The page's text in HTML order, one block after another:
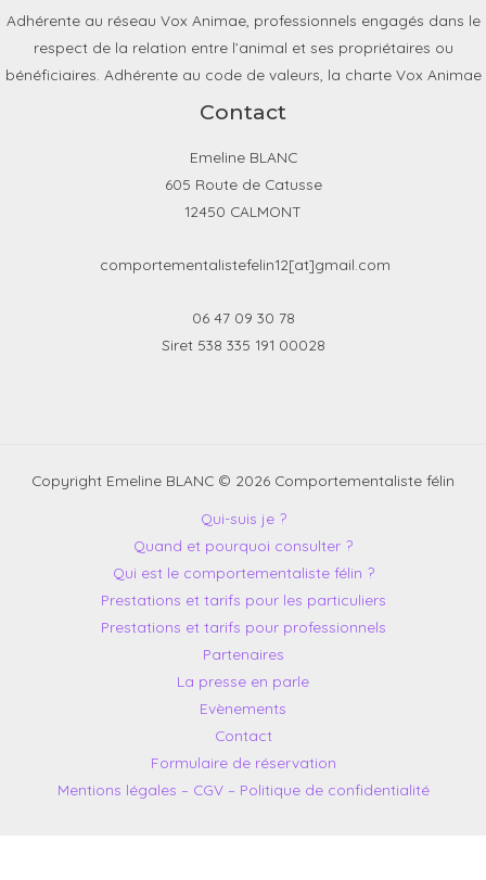
Adhérente au réseau Vox Animae, professionnels engagés dans le
respect de la relation entre l’animal et ses propriétaires ou
bénéficiaires. Adhérente au code de valeurs, la charte Vox Animae
Contact
Emeline BLANC
605 Route de Catusse
12450 CALMONT
comportementalistefelin12[at]gmail.com
06 47 09 30 78
Siret 538 335 191 00028
Copyright Emeline BLANC © 2026 Comportementaliste félin
Qui-suis je ?
Quand et pourquoi consulter ?
Qui est le comportementaliste félin ?
Prestations et tarifs pour les particuliers
Prestations et tarifs pour professionnels
Partenaires
La presse en parle
Evènements
Contact
Formulaire de réservation
Mentions légales – CGV – Politique de confidentialité